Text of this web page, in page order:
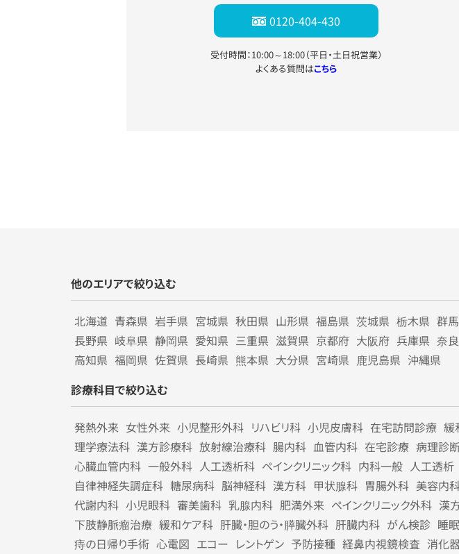
0120-404-430
受付時間：10:00～18:00（平日・土日祝営業）
よくある質問はこちら
他のエリアで絞り込む
北海道 青森県 岩手県 宮城県 秋田県 山形県 福島県 茨城県 栃木県 群
長野県 岐阜県 静岡県 愛知県 三重県 滋賀県 京都府 大阪府 兵庫県 奈
高知県 福岡県 佐賀県 長崎県 熊本県 大分県 宮崎県 鹿児島県 沖縄県
診療科目で絞り込む
発熱外来 女性外来 小児整形外科 リハビリ科 小児皮膚科 在宅訪問診療 緩
理学療法科 漢方診療科 放射線治療科 腸内科 血管内科 在宅診療 病理診
心臓血管内科 一般外科 人工透析科 ペインクリニック科 内科一般 人工透析
自律神経失調症科 糖尿病科 脳神経科 漢方科 甲状腺科 胃腸外科 美容内
代謝内科 小児眼科 審美歯科 乳腺内科 肥満外来 ペインクリニック外科 漢
下肢静脈瘤治療 緩和ケア科 肝臓・胆のう・膵臓外科 肝臓内科 がん検診 睡
痔の日帰り手術 心電図 エコー レントゲン 予防接種 経鼻内視鏡検査 消化